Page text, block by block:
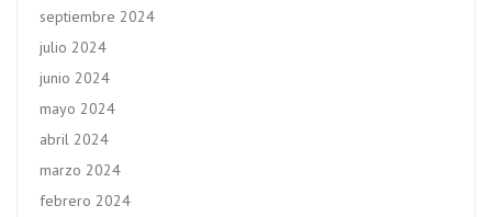
septiembre 2024
julio 2024
junio 2024
mayo 2024
abril 2024
marzo 2024
febrero 2024